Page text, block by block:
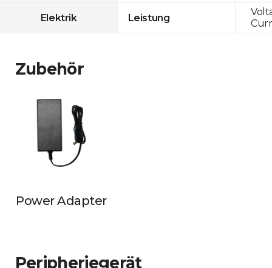
Elektrik Leistung
Zubehör
Power Adapter
Peripheriegerät